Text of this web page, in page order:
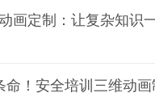
画定制：让复杂知识